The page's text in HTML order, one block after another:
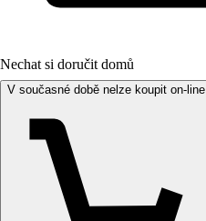
Nechat si doručit domů
V současné době nelze koupit on-line